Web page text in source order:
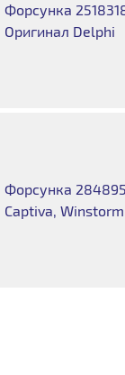
Форсунка
Оригинал Delphi
Форсунка
Captiva,